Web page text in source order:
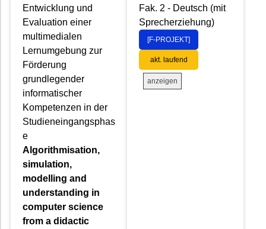
Entwicklung und
Evaluation einer
multimedialen
Lernumgebung zur
Förderung
grundlegender
informatischer
Kompetenzen in der
Studieneingangsphas
e
Algorithmisation,
simulation,
modelling and
understanding in
computer science
from a didactic
Fak. 2 - Deutsch (mit
Sprecherziehung)
[F-PROJEKT]
akt. laufend
anzeigen